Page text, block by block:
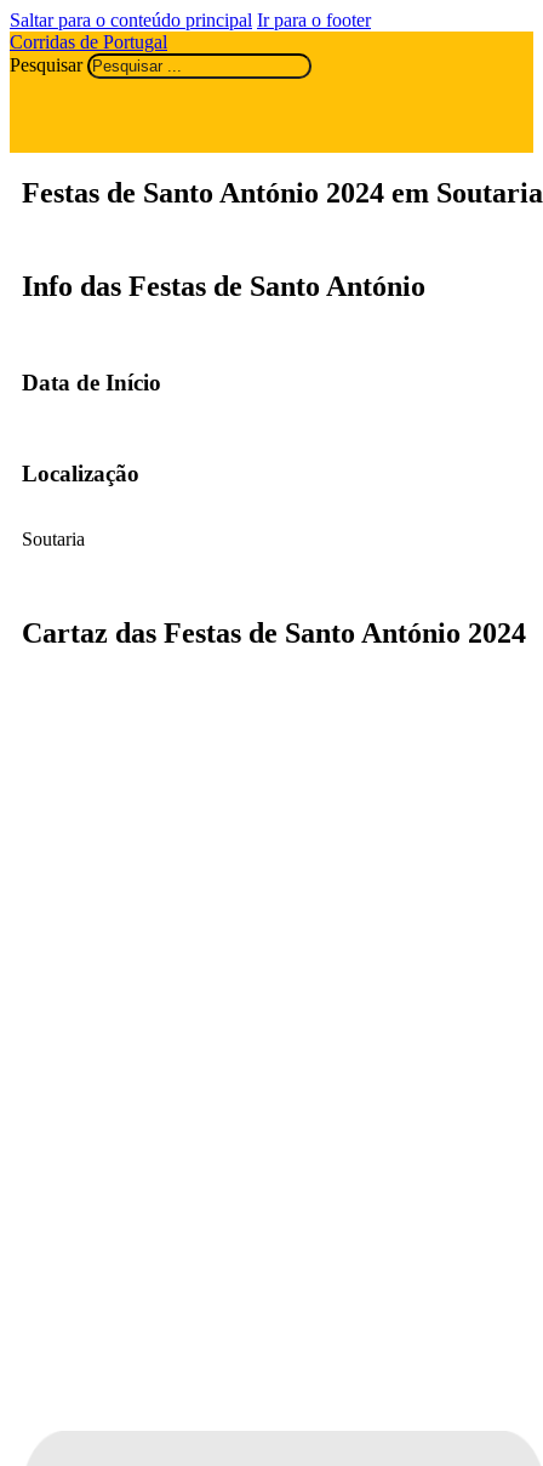
Saltar para o conteúdo principal Ir para o footer
Corridas de Portugal
Pesquisar
Festas de Santo António 2024 em Soutaria
Info das Festas de Santo António
Data de Início
Localização
Soutaria
Cartaz das Festas de Santo António 2024